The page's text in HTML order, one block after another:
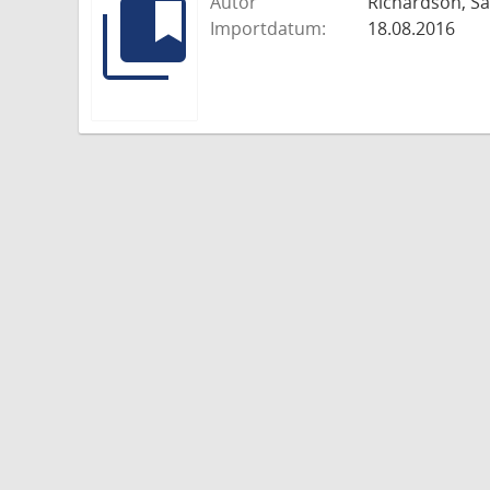
Importdatum:
18.08.2016